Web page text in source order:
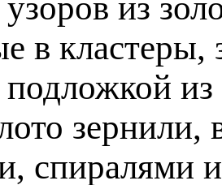
из
в кластеры,
спиралями